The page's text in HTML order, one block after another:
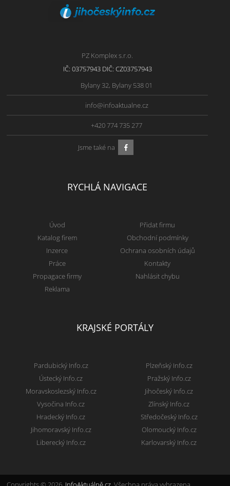
PZ Komplex s.r.o.
IČ: 03757943 DIČ: CZ03757943
Bylany 32, Bylany 538 01
info@infoaktualne.cz
+420 774 735 277
Jsme také na
RYCHLÁ NAVIGACE
Úvod
Katalog firem
Inzerce
Práce
Propagace firmy
Reklama
Přidat firmu
Obchodní podmínky
Ochrana osobních údajů
Kontakty
Nahlásit chybu
KRAJSKÉ PORTÁLY
Pardubický Info.cz
Ústecký Info.cz
Moravskoslezský Info.cz
Vysočina Info.cz
Hradecký Info.cz
Jihomoravský Info.cz
Liberecký Info.cz
Plzeňský Info.cz
Pražský Info.cz
Jihočeský Info.cz
Zlínský Info.cz
Středočeský Info.cz
Olomoucký Info.cz
Karlovarský Info.cz